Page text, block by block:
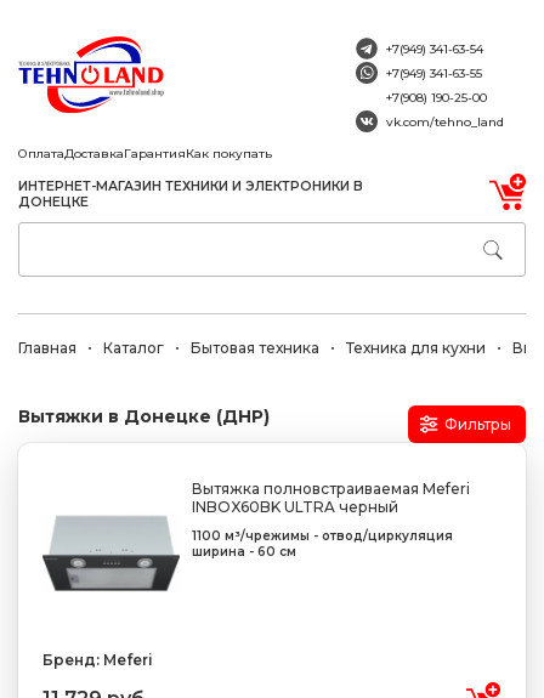
ОплатаДоставкаГарантияКак покупать
ИНТЕРНЕТ-МАГАЗИН ТЕХНИКИ И ЭЛЕКТРОНИКИ В
ДОНЕЦКЕ
+7(949) 341-63-54
+7(949) 341-63-55
+7(908) 190-25-00
vk.com/tehno_land
Главная Каталог Бытовая техника Техника для кухни
Вытяжки в Донецке (ДНР) Фильтры
Вытяжка полновстраиваемая Meferi
INBOX60BK ULTRA черный
1100 м³/чрежимы - отвод/циркуляция
ширина - 60 см
Бренд: Meferi